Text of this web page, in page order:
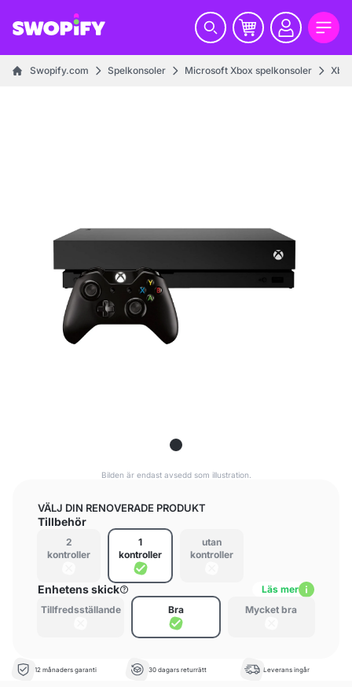
Swopify.com Spelkonsoler Microsoft Xbox spelkonsoler
Bilden är endast avsedd som illustration.
VÄLJ DIN RENOVERADE PRODUKT
Tillbehör
2
kontroller
1
kontroller
utan
kontroller
Enhetens skick
Läs mer
Tillfredsställande
Bra Mycket bra
12 månaders garanti 30 dagars returrätt Leverans ingår